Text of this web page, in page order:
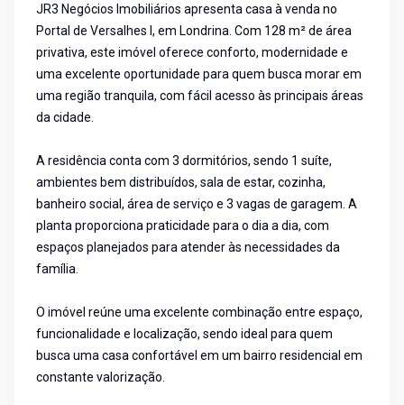
JR3 Negócios Imobiliários apresenta casa à venda no
Portal de Versalhes I, em Londrina. Com 128 m² de área
privativa, este imóvel oferece conforto, modernidade e
uma excelente oportunidade para quem busca morar em
uma região tranquila, com fácil acesso às principais áreas
da cidade.
A residência conta com 3 dormitórios, sendo 1 suíte,
ambientes bem distribuídos, sala de estar, cozinha,
banheiro social, área de serviço e 3 vagas de garagem. A
planta proporciona praticidade para o dia a dia, com
espaços planejados para atender às necessidades da
família.
O imóvel reúne uma excelente combinação entre espaço,
funcionalidade e localização, sendo ideal para quem
busca uma casa confortável em um bairro residencial em
constante valorização.